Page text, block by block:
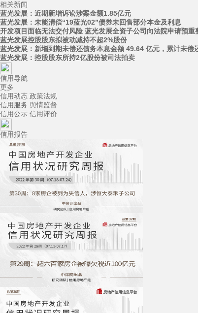
相关新闻
蓝光发展：近期新增诉讼涉案金额1.85亿元
蓝光发展：未能清偿“19蓝光02”债券未回售部分本金及利息
开发项目面临无法交付风险 蓝光发展全资子公司向法院申请预重
蓝光发展控股股东拟被动减持不超2%股份
蓝光发展：新增到期未偿还债务本息金额 49.64 亿元，累计未偿
蓝光发展：控股股东所持2亿股份被司法拍卖
信用导航
更多
信用动态 政策法规
信用服务 舆情监督
信用公示 信用评价
信用报告